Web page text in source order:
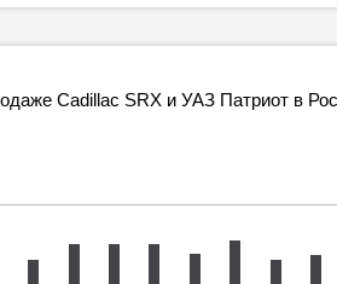
Cadillac SRX и УАЗ Патриот в